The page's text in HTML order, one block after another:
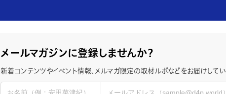
メールマガジンに登録しませんか？
新着コンテンツやイベント情報、メルマガ限定の取材ルポなどをお届けしてい